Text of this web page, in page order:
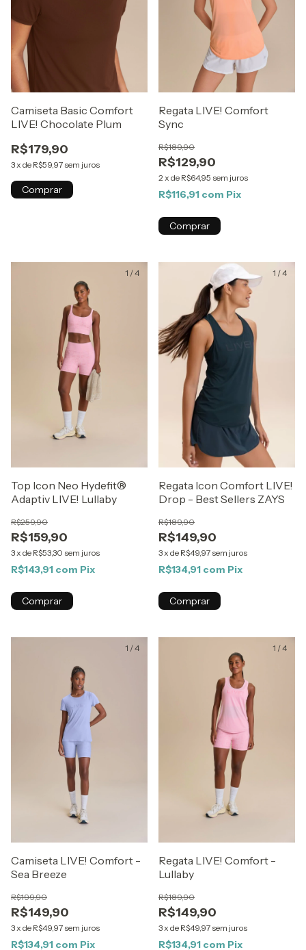
Camiseta Basic Comfort
LIVE! Chocolate Plum
R$179,90
3x de R$59,97 sem juros
Comprar
Regata LIVE! Comfort
Sync
R$129,90
R$189,90
2 x de R$64,95 sem juros
R$116,91 com Pix
Comprar
1 /4
Top Icon Neo Hydefit®
Adaptiv LIVE! Lullaby
R$159,90
R$259,90
3x de R$53,30 sem juros
R$143,91 com Pix
Comprar
1 /4
Regata Icon Comfort LIVE!
Drop - Best Sellers ZAYS
R$149,90
R$189,90
3x de R$49,97 sem juros
R$134,91 com Pix
Comprar
1 /4
Camiseta LIVE! Comfort -
Sea Breeze
R$149,90
R$199,90
3x de R$49,97 sem juros
R$134,91 com Pix
1 /4
Regata LIVE! Comfort -
Lullaby
R$149,90
R$189,90
3x de R$49,97 sem juros
R$134,91 com Pix